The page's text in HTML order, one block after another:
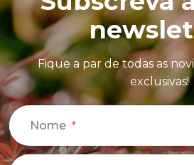
Fique a par de todas as
exclusivas!
Nome